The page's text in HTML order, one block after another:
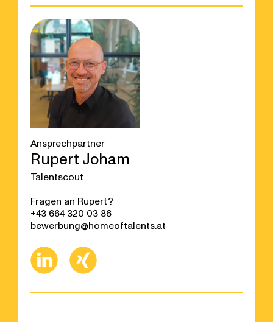
Ansprechpartner
Rupert Joham
Talentscout
Fragen an Rupert?
+43 664 320 03 86
bewerbung@homeoftalents.at